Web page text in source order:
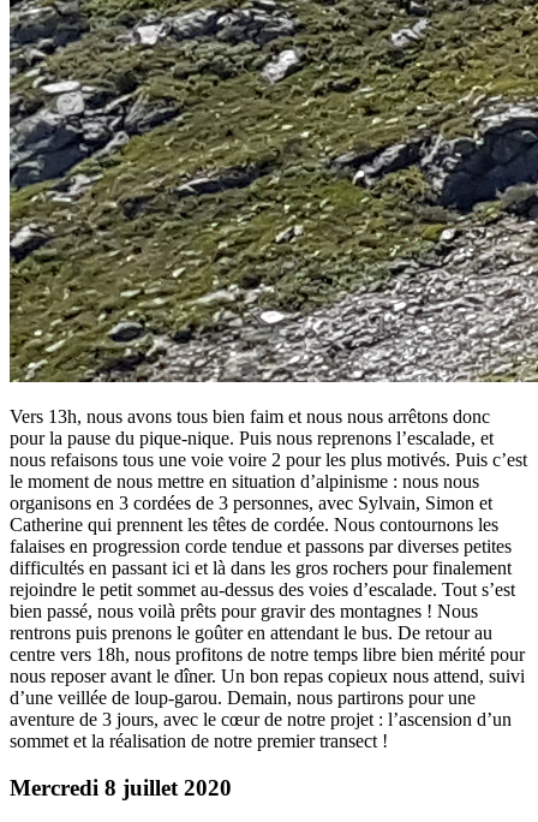
Vers 13h, nous avons tous bien faim et nous nous arrêtons donc
pour la pause du pique-nique. Puis nous reprenons l’escalade, et
nous refaisons tous une voie voire 2 pour les plus motivés. Puis c’est
le moment de nous mettre en situation d’alpinisme : nous nous
organisons en 3 cordées de 3 personnes, avec Sylvain, Simon et
Catherine qui prennent les têtes de cordée. Nous contournons les
falaises en progression corde tendue et passons par diverses petites
difficultés en passant ici et là dans les gros rochers pour finalement
rejoindre le petit sommet au-dessus des voies d’escalade. Tout s’est
bien passé, nous voilà prêts pour gravir des montagnes ! Nous
rentrons puis prenons le goûter en attendant le bus. De retour au
centre vers 18h, nous profitons de notre temps libre bien mérité pour
nous reposer avant le dîner. Un bon repas copieux nous attend, suivi
d’une veillée de loup-garou. Demain, nous partirons pour une
aventure de 3 jours, avec le cœur de notre projet : l’ascension d’un
sommet et la réalisation de notre premier transect !
Mercredi 8 juillet 2020